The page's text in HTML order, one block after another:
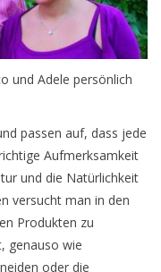
und Adele persönlich
passen auf, dass jede
Aufmerksamkeit
und die Natürlichkeit
versucht man in den
Produkten zu
genauso wie
oder die